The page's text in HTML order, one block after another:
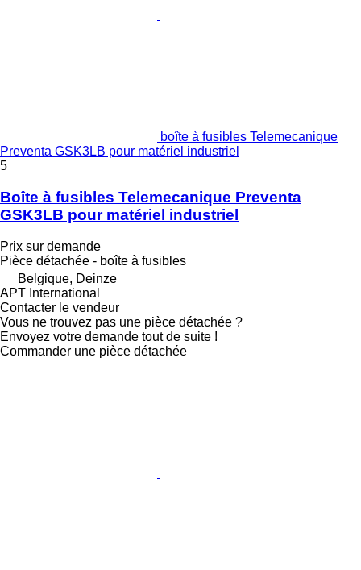
boîte à fusibles Telemecanique
Preventa GSK3LB pour matériel industriel
5
Boîte à fusibles Telemecanique Preventa
GSK3LB pour matériel industriel
Prix sur demande
Pièce détachée - boîte à fusibles
Belgique, Deinze
APT International
Contacter le vendeur
Vous ne trouvez pas une pièce détachée ?
Envoyez votre demande tout de suite !
Commander une pièce détachée